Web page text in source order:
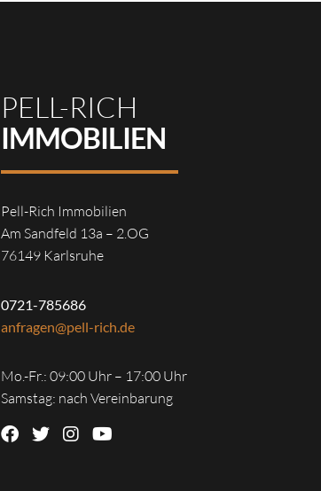
PELL-RICH
IMMOBILIEN
Pell-Rich Immobilien
Am Sandfeld 13a – 2.OG
76149 Karlsruhe
0721-785686
anfragen@pell-rich.de
Mo.-Fr.: 09:00 Uhr – 17:00 Uhr
Samstag: nach Vereinbarung